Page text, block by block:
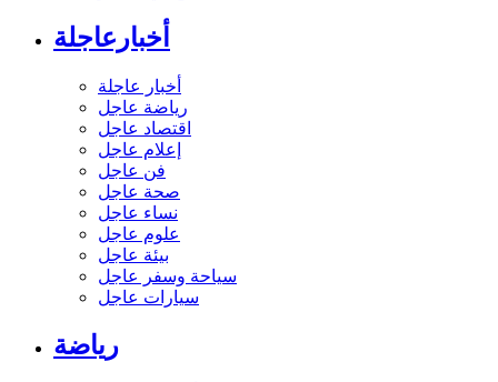
أخبارعاجلة
أخبار عاجلة
رياضة عاجل
اقتصاد عاجل
إعلام عاجل
فن عاجل
صحة عاجل
نساء عاجل
علوم عاجل
بيئة عاجل
سياحة وسفر عاجل
سيارات عاجل
رياضة